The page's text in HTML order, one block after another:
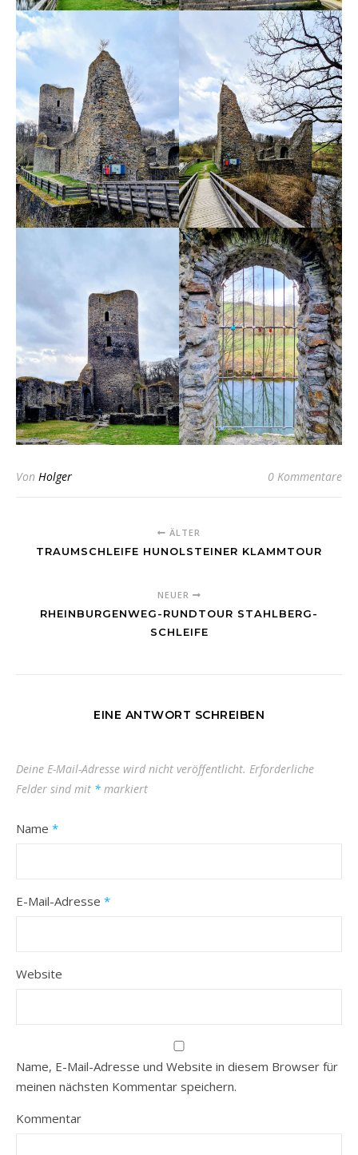
Von Holger 0 Kommentare
ÄLTER
TRAUMSCHLEIFE HUNOLSTEINER KLAMMTOUR
NEUER
RHEINBURGENWEG-RUNDTOUR STAHLBERG-
SCHLEIFE
EINE ANTWORT SCHREIBEN
Deine E-Mail-Adresse wird nicht veröffentlicht. Erforderliche
Felder sind mit * markiert
Name *
E-Mail-Adresse *
Website
Name, E-Mail-Adresse und Website in diesem Browser für
meinen nächsten Kommentar speichern.
Kommentar